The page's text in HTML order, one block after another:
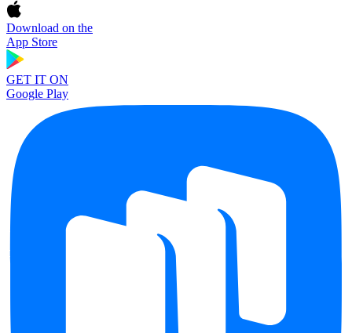
Download on the
App Store
GET IT ON
Google Play